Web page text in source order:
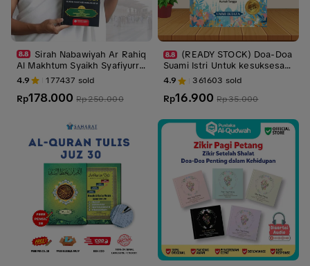
Sirah Nabawiyah Ar Rahiq
Al Makhtum Syaikh Syafiyurra
hman Al-Mubarakfuri - Kisah
Lengkap Perjalanan Hidup Ra
sulullah
4.9 177437 sold
Rp178.000 Rp250.000
(READY STOCK) Doa-Doa
Suami Istri Untuk kesuksesan
& Kebahagiaan Keluarga - Bu
ku Agama Islam - Buku Doa d
an Dzikir
4.9 361603 sold
Rp16.900 Rp35.000